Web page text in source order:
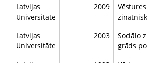
Latvijas
Universitāte
2009
Latvijas
Universitāte
2003
Sociālo
grāds